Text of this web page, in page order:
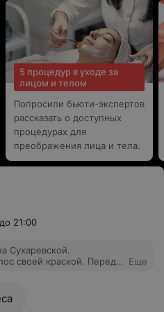
что не полностью
пострижена (справа
стрижку 2 см с кончиков
волос я отдала 735.000!
от таких
5 процедур в уходе за
лицом и телом
Попросили бьюти-экспертов
рассказать о доступных
процедурах для
преображения лица и тела.
до 21:00
Сухаревской.
своей краской. Перед
вопросы: и покраска, и
мне ответили: - Да,
240 тысяч.
Еще